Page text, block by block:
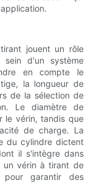
jouent un rôle
sein d'un système
en compte le
la longueur de
de la sélection de
Le diamètre de
le vérin, tandis que
de charge. La
du cylindre dictent
il s'intègre dans
un vérin à tirant de
pour garantir des